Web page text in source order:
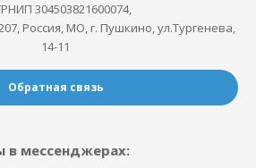
304503821600074,
Россия, МО, г. Пушкино, ул.Тургенева,
14-11
Обратная связь
в мессенджерах: